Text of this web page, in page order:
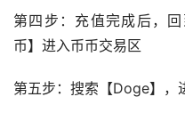
第四步：充值完成后，
币】进入币币交易区
第五步：搜索【Doge】，